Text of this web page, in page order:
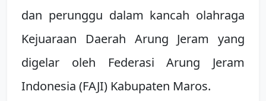
dan perunggu dalam kancah olahraga
Kejuaraan Daerah Arung Jeram yang
digelar oleh Federasi Arung Jeram
Indonesia (FAJI) Kabupaten Maros.